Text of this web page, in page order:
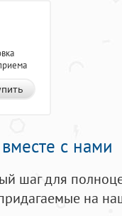
с нами
шаг для
на